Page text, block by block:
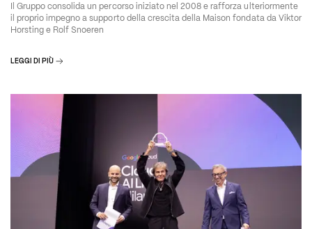
Il Gruppo consolida un percorso iniziato nel 2008 e rafforza ulteriormente
il proprio impegno a supporto della crescita della Maison fondata da Viktor
Horsting e Rolf Snoeren
LEGGI DI PIÙ